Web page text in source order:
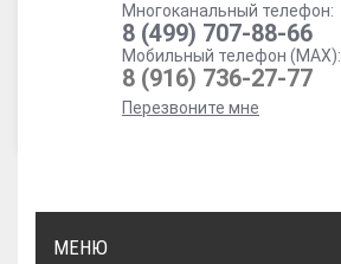
Многоканальный телефон:
8 (499) 707-88-66
Мобильный телефон (MAX):
8 (916) 736-27-77
Перезвоните мне
МЕНЮ